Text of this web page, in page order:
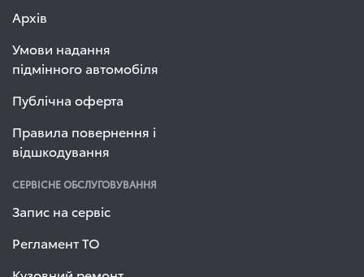
Архів
Умови надання
підмінного автомобіля
Публічна оферта
Правила повернення і
відшкодування
СЕРВІСНЕ ОБСЛУГОВУВАННЯ
Запис на сервіс
Регламент ТО